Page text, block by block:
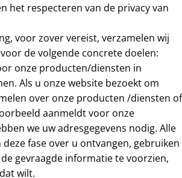
het respecteren van de privacy van
voor zover vereist, verzamelen wij
de volgende concrete doelen:
onze producten/diensten in
Als u onze website bezoekt om
over onze producten /diensten of
aanmeldt voor onze
we uw adresgegevens nodig. Alle
fase over u ontvangen, gebruiken
gevraagde informatie te voorzien,
wilt.